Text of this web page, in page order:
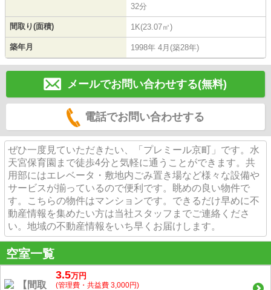
32分
間取り(面積) 1K(23.07㎡)
築年月 1998年 4月(築28年)
メールでお問い合わせする(無料)
電話でお問い合わせする
ぜひ一度見ていただきたい、「プレミール京町」です。水
天宮保育園まで徒歩4分と気軽に通うことができます。共
用部にはエレベータ・敷地内ごみ置き場など様々な設備や
サービスが揃っているので便利です。眺めの良い物件で
す。こちらの物件はマンションです。できるだけ早めに不
動産情報を集めたい方は当社スタッフまでご連絡くださ
い。地域の不動産情報をいち早くお届けします。
空室一覧
3.5万円
(管理費・共益費 3,000円)